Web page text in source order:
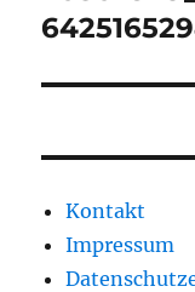
Kontakt
Impressum